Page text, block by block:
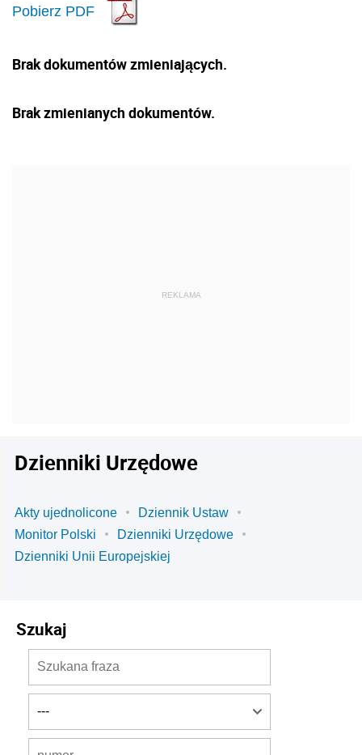
Pobierz PDF
Brak dokumentów zmieniających.
Brak zmienianych dokumentów.
Dzienniki Urzędowe
Akty ujednolicone
Dziennik Ustaw
Monitor Polski
Dzienniki Urzędowe
Dzienniki Unii Europejskiej
Szukaj